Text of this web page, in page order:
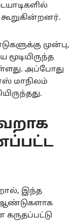
முன்பு,
அப்போது
மாநிலம்
இந்த
ஆண்டுகளாக
கருதப்பட்டு